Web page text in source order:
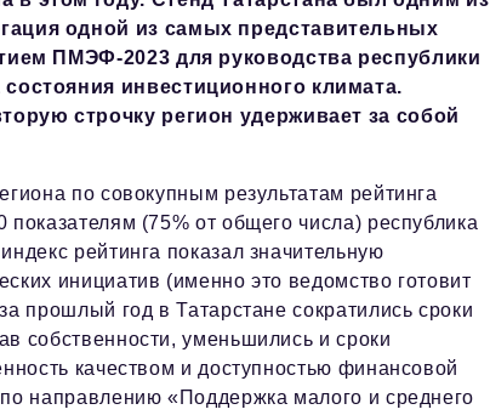
одной из самых представительных
ПМЭФ-2023 для руководства республики
инвестиционного климата.
строчку регион удерживает за собой
по совокупным результатам рейтинга
(75% от общего числа) республика
рейтинга показал значительную
инициатив (именно это ведомство готовит
прошлый год в Татарстане сократились сроки
собственности, уменьшились и сроки
качеством и доступностью финансовой
направлению «Поддержка малого и среднего